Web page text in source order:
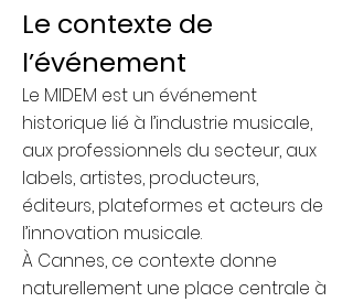
Le contexte de
l’événement
Le MIDEM est un événement
historique lié à l’industrie musicale,
aux professionnels du secteur, aux
labels, artistes, producteurs,
éditeurs, plateformes et acteurs de
l’innovation musicale.
À Cannes, ce contexte donne
naturellement une place centrale à